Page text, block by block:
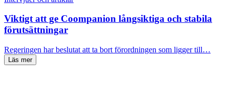
Viktigt att ge Coompanion långsiktiga och stabila
förutsättningar
Regeringen har beslutat att ta bort förordningen som ligger till…
Läs mer